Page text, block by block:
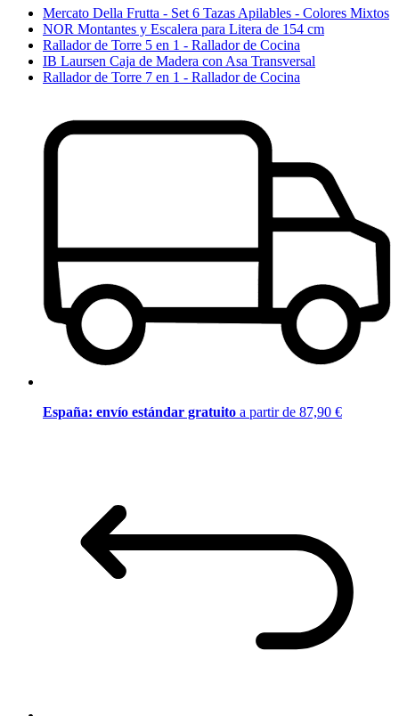
Mercato Della Frutta - Set 6 Tazas Apilables - Colores Mixtos
NOR Montantes y Escalera para Litera de 154 cm
Rallador de Torre 5 en 1 - Rallador de Cocina
IB Laursen Caja de Madera con Asa Transversal
Rallador de Torre 7 en 1 - Rallador de Cocina
España: envío estándar gratuito a partir de 87,90 €